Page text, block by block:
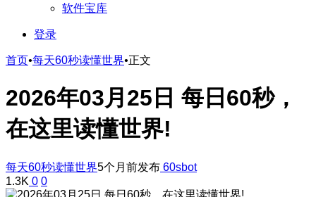
软件宝库
登录
首页•每天60秒读懂世界•正文
2026年03月25日 每日60秒，
在这里读懂世界!
每天60秒读懂世界5个月前发布 60sbot
1.3K 0 0